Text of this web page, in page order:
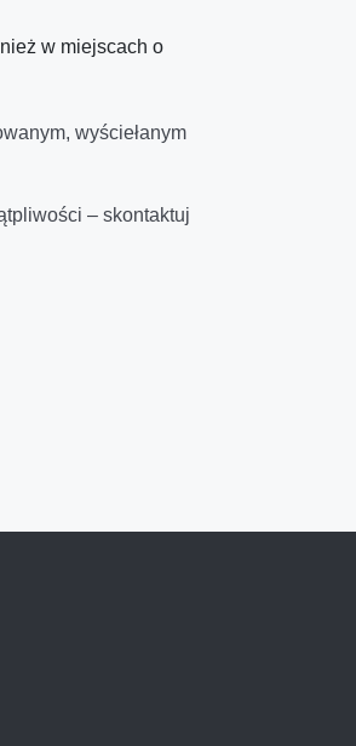
w miejscach o
wyściełanym
– skontaktuj